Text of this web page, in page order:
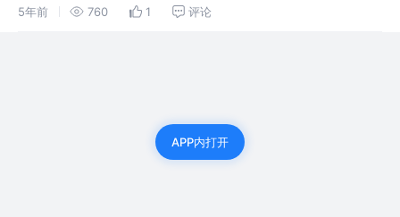
绑定的@click无效,可以使用这种方式。
5年前 760 1 评论
APP内打开